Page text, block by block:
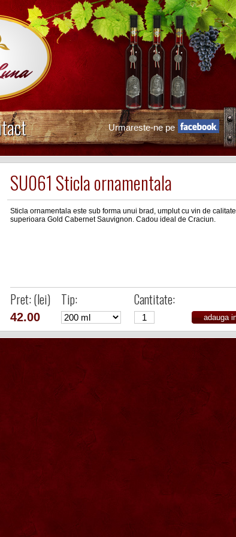
Urmareste-ne pe
SU061 Sticla ornamentala
Sticla ornamentala este sub forma unui brad, umplut cu vin de calitate
superioara Gold Cabernet Sauvignon. Cadou ideal de Craciun.
Pret: (lei) Tip: Cantitate:
42.00